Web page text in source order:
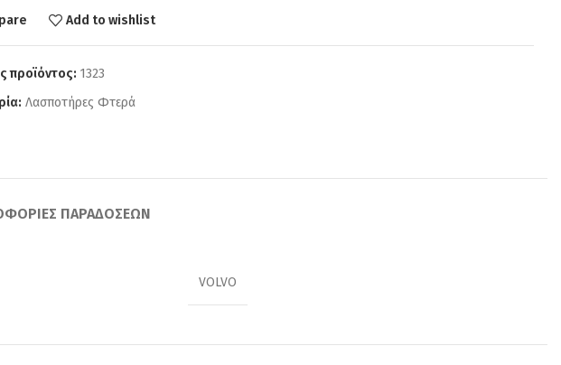
Add to wishlist
προϊόντος: 1323
Λασποτήρες Φτερά
ΠΑΡΑΔΌΣΕΩΝ
VOLVO